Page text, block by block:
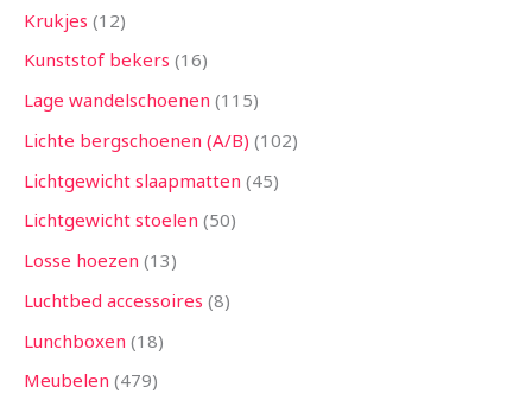
Krukjes 12
Kunststof bekers 16
Lage wandelschoenen 115
Lichte bergschoenen (A/B) 102
Lichtgewicht slaapmatten 45
Lichtgewicht stoelen 50
Losse hoezen 13
Luchtbed accessoires 8
Lunchboxen 18
Meubelen 479